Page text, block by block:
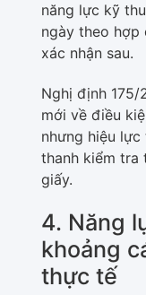
năng lực kỹ
ngày theo hợp
xác nhận sau.
Nghị định
mới về điều
nhưng hiệu
thanh kiểm tra
giấy.
4. Năng
khoảng
thực tế